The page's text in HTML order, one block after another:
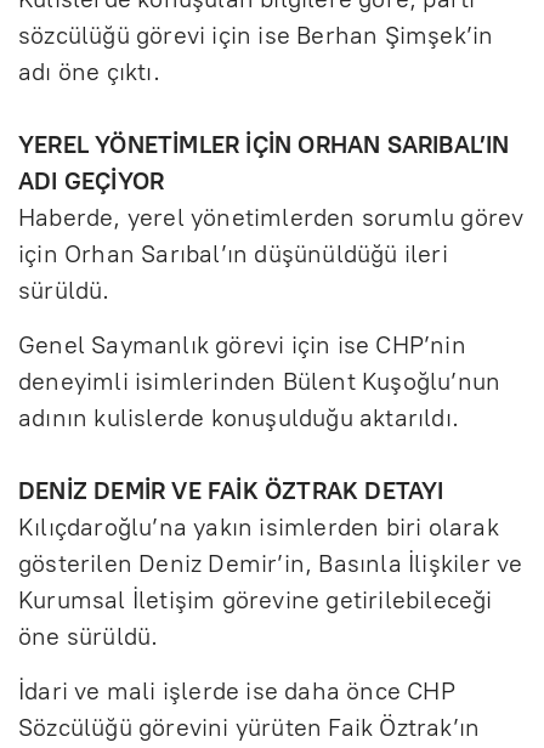
sözcülüğü görevi için ise Berhan Şimşek’in
adı öne çıktı.
YEREL YÖNETİMLER İÇİN ORHAN SARIBAL’IN
ADI GEÇİYOR
Haberde, yerel yönetimlerden sorumlu görev
için Orhan Sarıbal’ın düşünüldüğü ileri
sürüldü.
Genel Saymanlık görevi için ise CHP’nin
deneyimli isimlerinden Bülent Kuşoğlu’nun
adının kulislerde konuşulduğu aktarıldı.
DENİZ DEMİR VE FAİK ÖZTRAK DETAYI
Kılıçdaroğlu’na yakın isimlerden biri olarak
gösterilen Deniz Demir’in, Basınla İlişkiler ve
Kurumsal İletişim görevine getirilebileceği
öne sürüldü.
İdari ve mali işlerde ise daha önce CHP
Sözcülüğü görevini yürüten Faik Öztrak’ın